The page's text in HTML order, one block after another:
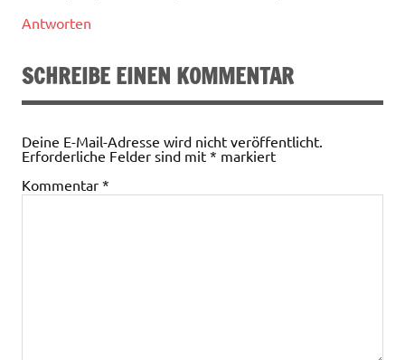
Antworten
SCHREIBE EINEN KOMMENTAR
Deine E-Mail-Adresse wird nicht veröffentlicht.
Erforderliche Felder sind mit * markiert
Kommentar *